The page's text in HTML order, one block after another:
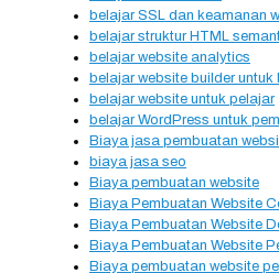
belajar SSL dan keamanan
belajar struktur HTML
belajar website analytics
belajar website builder untuk
belajar website untuk pelajar
belajar WordPress untuk
Biaya jasa pembuatan
biaya jasa seo
Biaya pembuatan website
Biaya Pembuatan Website
Biaya Pembuatan Website
Biaya Pembuatan Website
Biaya pembuatan website